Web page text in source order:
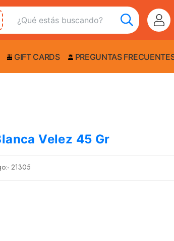
GIFT CARDS PREGUNTAS
Velez 45 Gr
21305